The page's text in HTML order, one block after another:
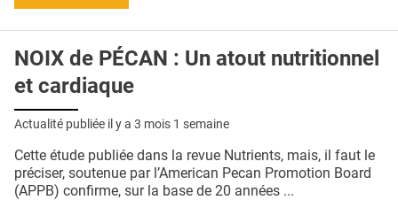
NOIX de PÉCAN : Un atout nutritionnel
et cardiaque
Actualité publiée il y a 3 mois 1 semaine
Cette étude publiée dans la revue Nutrients, mais, il faut le
préciser, soutenue par l’American Pecan Promotion Board
(APPB) confirme, sur la base de 20 années ...